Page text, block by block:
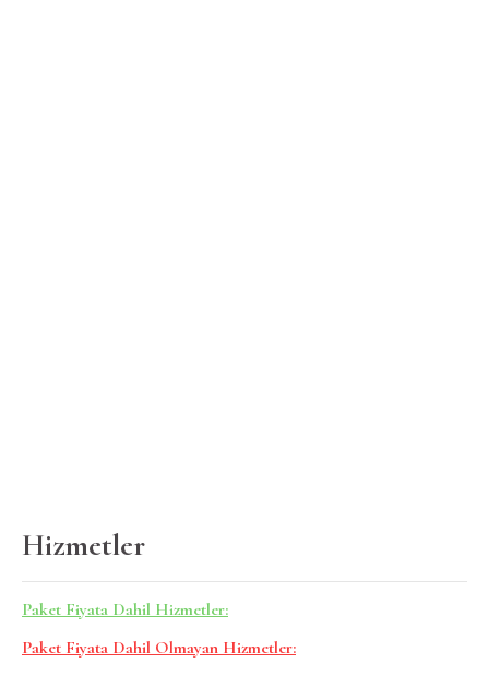
Hizmetler
Paket Fiyata Dahil Hizmetler:
Paket Fiyata Dahil Olmayan Hizmetler: